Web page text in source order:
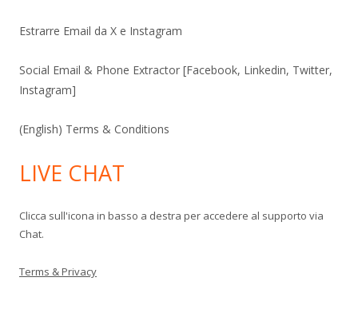
Estrarre Email da X e Instagram
Social Email & Phone Extractor [Facebook, Linkedin, Twitter,
Instagram]
(English) Terms & Conditions
LIVE CHAT
Clicca sull'icona in basso a destra per accedere al supporto via
Chat.
Terms & Privacy